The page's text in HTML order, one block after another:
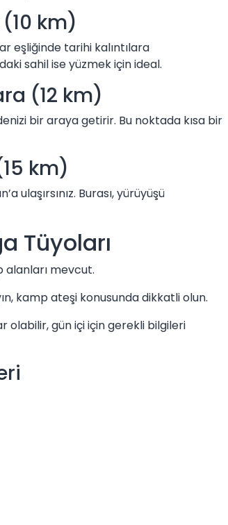
km)
eşliğinde tarihi kalıntılara
sahil ise yüzmek için ideal.
(12 km)
bir araya getirir. Bu noktada kısa bir
km)
ulaşırsınız. Burası, yürüyüşü
Tüyoları
alanları mevcut.
kamp ateşi konusunda dikkatli olun.
olabilir, gün içi için gerekli bilgileri